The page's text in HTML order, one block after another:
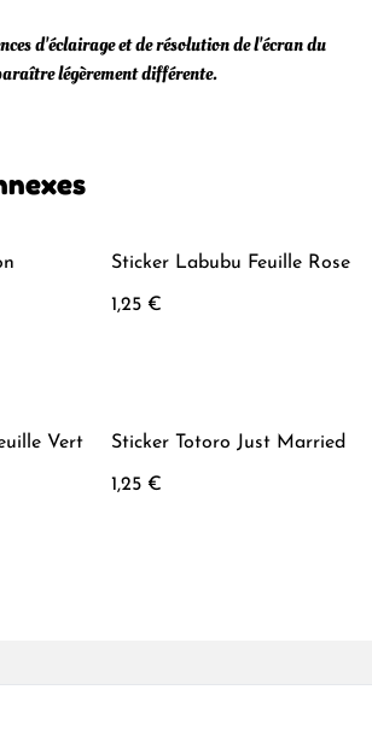
d'éclairage et de résolution de l'écran du
légèrement différente.
Sticker Labubu Feuille Rose
1,25 €
Vert Sticker Totoro Just Married
1,25 €